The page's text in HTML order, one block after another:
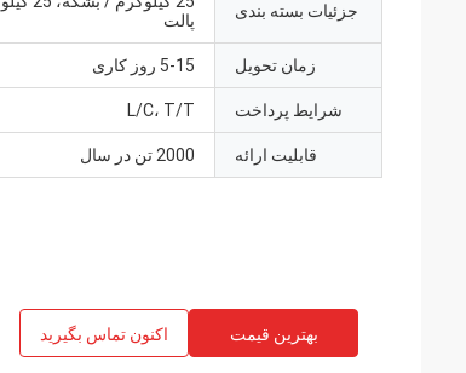
جزئیات بسته بندی
پالت
زمان تحویل 5-15 روز کاری
شرایط پرداخت L/C، T/T
قابلیت ارائه 2000 تن در سال
بهترین قیمت اکنون تماس بگیرید